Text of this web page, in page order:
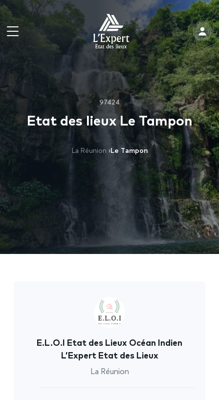
97424
Etat des lieux Le Tampon
La Réunion ›Le Tampon
E.L.O.I Etat des Lieux Océan Indien
L’Expert Etat des Lieux
La Réunion